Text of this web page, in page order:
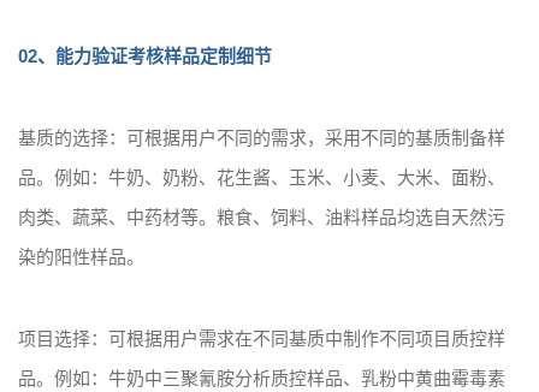
02、能力验证考核样品定制细节
基质的选择：可根据用户不同的需求，采用不同的基质制备样
品。例如：牛奶、奶粉、花生酱、玉米、小麦、大米、面粉、
肉类、蔬菜、中药材等。粮食、饲料、油料样品均选自天然污
染的阳性样品。
项目选择：可根据用户需求在不同基质中制作不同项目质控样
品。例如：牛奶中三聚氰胺分析质控样品、乳粉中黄曲霉毒素